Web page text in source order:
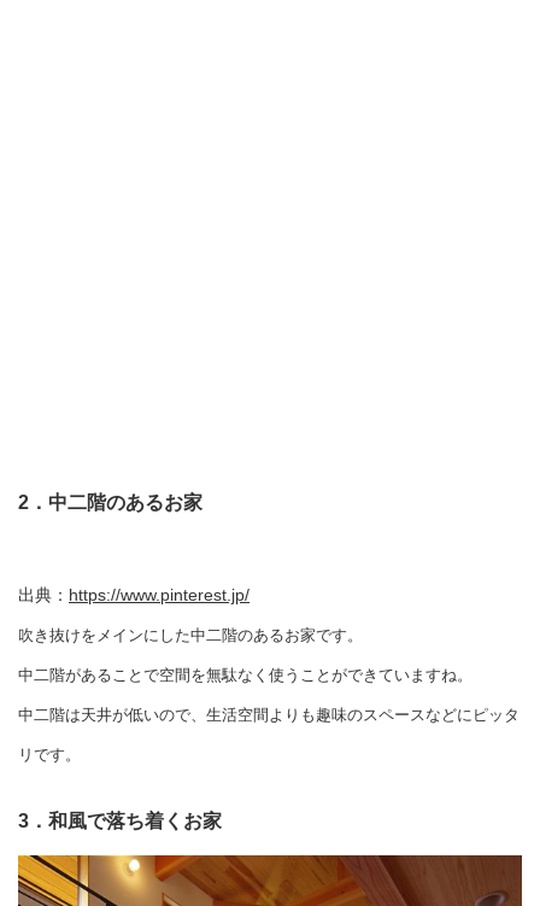
2．中二階のあるお家
出典： https://www.pinterest.jp/
吹き抜けをメインにした中二階のあるお家です。
中二階があることで空間を無駄なく使うことができていますね。
中二階は天井が低いので、生活空間よりも趣味のスペースなどにピッタ
リです。
3．和風で落ち着くお家